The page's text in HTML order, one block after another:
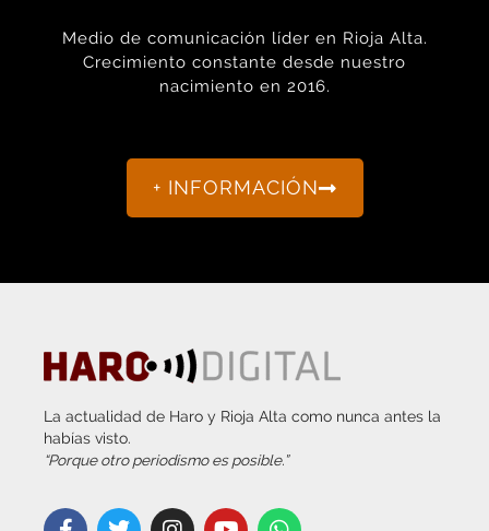
Medio de comunicación líder en Rioja Alta.
Crecimiento constante desde nuestro
nacimiento en 2016.
+ INFORMACIÓN
La actualidad de Haro y Rioja Alta como nunca antes la
habías visto.
“Porque otro periodismo es posible.”